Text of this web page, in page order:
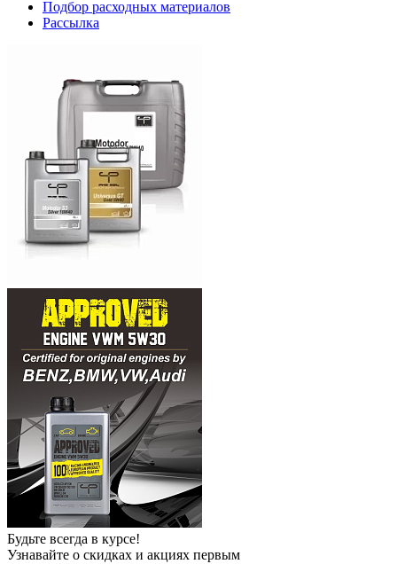
Подбор расходных материалов
Рассылка
Будьте всегда в курсе!
Узнавайте о скидках и акциях первым